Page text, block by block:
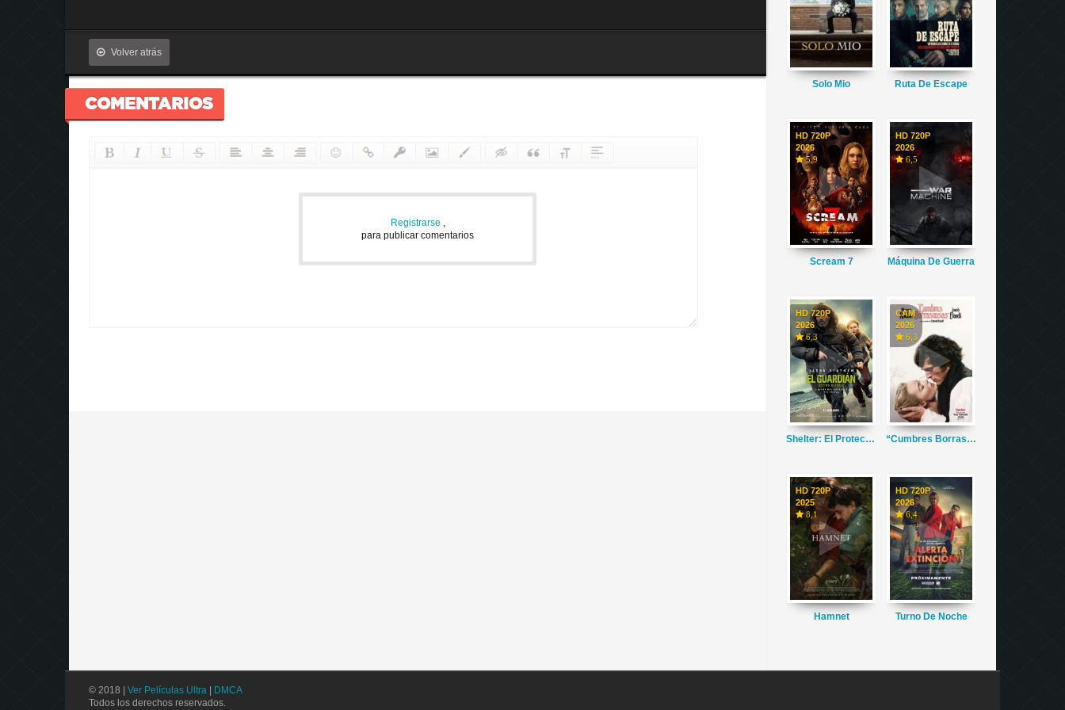
Volver atrás
COMENTARIOS
Registrarse ,
para publicar comentarios
Solo Mio Ruta De Escape
HD 720P
2026
5,9
Scream 7
HD 720P
2026
6,5
Máquina De Guerra
HD 720P
2026
6,3
Shelter: El Protector
CAM
2026
6,3
“Cumbres Borrascosas”
HD 720P
2025
8,1
Hamnet
HD 720P
2026
6,4
Turno De Noche
© 2018 | Ver Películas Ultra
DMCA
Todos los derechos reservados.